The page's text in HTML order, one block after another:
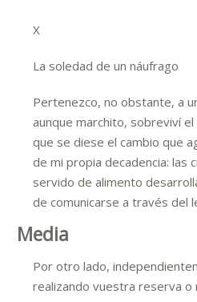
X
La soledad de un náufrago
Pertenezco, no obstante, a
aunque marchito, sobreviví
que se diese el cambio que
de mi propia decadencia: las
servido de alimento
de comunicarse a través del
Media
Por otro lado,
realizando vuestra reserva o